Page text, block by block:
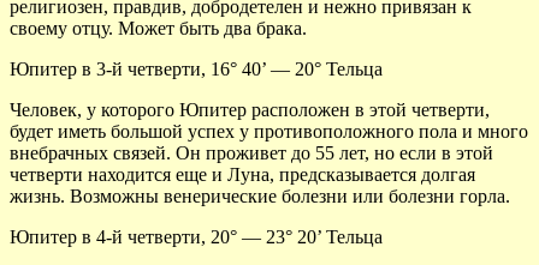
религиозен, правдив, добродетелен и нежно привязан к
своему отцу. Может быть два брака.
Юпитер в 3-й четверти, 16° 40’ — 20° Тельца
Человек, у которого Юпитер расположен в этой четверти,
будет иметь большой успех у противоположного пола и много
внебрачных связей. Он проживет до 55 лет, но если в этой
четверти находится еще и Луна, предсказывается долгая
жизнь. Возможны венерические болезни или болезни горла.
Юпитер в 4-й четверти, 20° — 23° 20’ Тельца